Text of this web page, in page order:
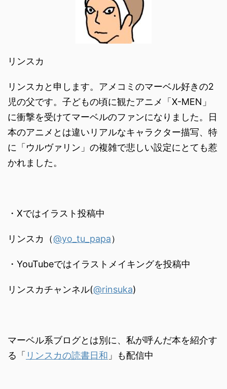
リンスカ
リンスカと申します。アメコミのマーベル好きの2
児の父です。子どもの頃に観たアニメ「X-MEN」
に衝撃を受けてマーベルのファンになりました。日
本のアニメとは違いリアルなキャラクター描写、特
に「ウルヴァリン」の複雑で悲しい設定にとても惹
かれました。
・Xではイラスト投稿中
リンスカ（@yo_tu_papa）
・YouTubeではイラストメイキングを投稿中
リンスカチャンネル(@rinsuka)
マーベル系ブログとは別に、私が呼んだ本を紹介す
る「 リンスカの読書日和 」も配信中